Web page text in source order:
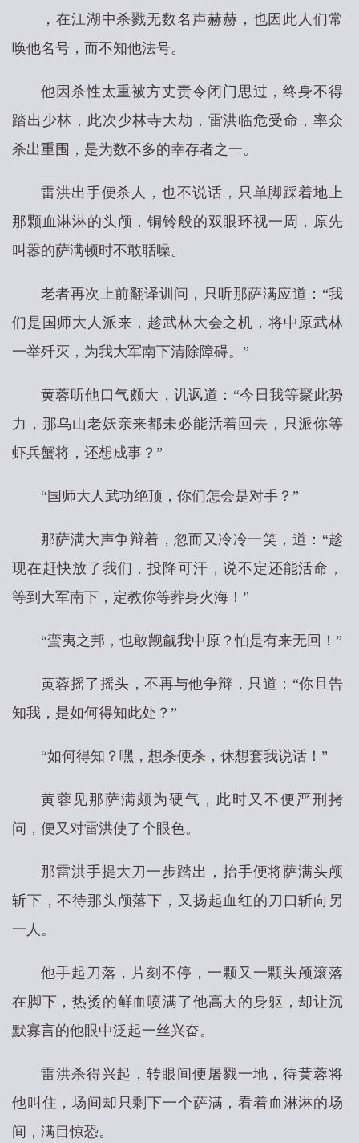
，在江湖中杀戮无数名声赫赫，也因此人们常
唤他名号，而不知他法号。
他因杀性太重被方丈责令闭门思过，终身不得
踏出少林，此次少林寺大劫，雷洪临危受命，率众
杀出重围，是为数不多的幸存者之一。
雷洪出手便杀人，也不说话，只单脚踩着地上
那颗血淋淋的头颅，铜铃般的双眼环视一周，原先
叫嚣的萨满顿时不敢聒噪。
老者再次上前翻译训问，只听那萨满应道：“我
们是国师大人派来，趁武林大会之机，将中原武林
一举歼灭，为我大军南下清除障碍。”
黄蓉听他口气颇大，讥讽道：“今日我等聚此势
力，那乌山老妖亲来都未必能活着回去，只派你等
虾兵蟹将，还想成事？”
“国师大人武功绝顶，你们怎会是对手？”
那萨满大声争辩着，忽而又冷冷一笑，道：“趁
现在赶快放了我们，投降可汗，说不定还能活命，
等到大军南下，定教你等葬身火海！”
“蛮夷之邦，也敢觊觎我中原？怕是有来无回！”
黄蓉摇了摇头，不再与他争辩，只道：“你且告
知我，是如何得知此处？”
“如何得知？嘿，想杀便杀，休想套我说话！”
黄蓉见那萨满颇为硬气，此时又不便严刑拷
问，便又对雷洪使了个眼色。
那雷洪手提大刀一步踏出，抬手便将萨满头颅
斩下，不待那头颅落下，又扬起血红的刀口斩向另
一人。
他手起刀落，片刻不停，一颗又一颗头颅滚落
在脚下，热烫的鲜血喷满了他高大的身躯，却让沉
默寡言的他眼中泛起一丝兴奋。
雷洪杀得兴起，转眼间便屠戮一地，待黄蓉将
他叫住，场间却只剩下一个萨满，看着血淋淋的场
间，满目惊恐。